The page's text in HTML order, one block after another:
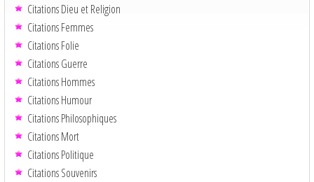
Citations Dieu et Religion
Citations Femmes
Citations Folie
Citations Guerre
Citations Hommes
Citations Humour
Citations Philosophiques
Citations Mort
Citations Politique
Citations Souvenirs